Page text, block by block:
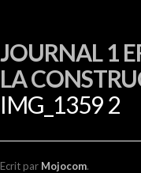
JOURNAL 1
LA
IMG_1359 2
Ecrit par Mojocom.